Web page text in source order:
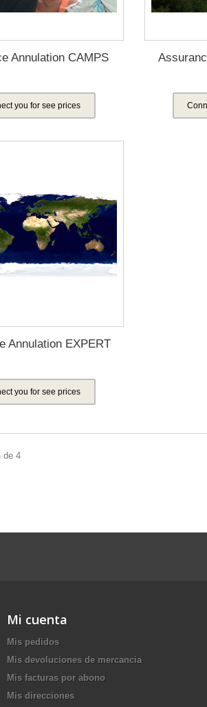
Annulation CAMPS
you for see prices
Annulation EXPERT
you for see prices
de 4
Mi cuenta
Mis pedidos
Mis devoluciones de mercancia
Mis facturas por abono
Mis direcciones